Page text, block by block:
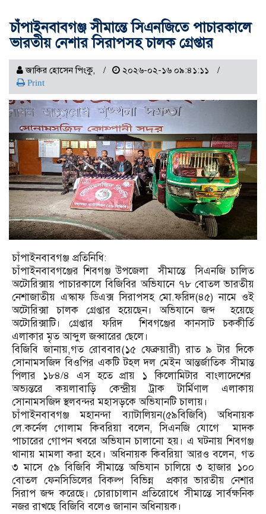
চাঁপাইনবাবগঞ্জ সীমান্তে সিএনজিতে পাচারকালে
ভারতীয় নেশার সিরাপসহ চালক গ্রেপ্তার
জাকির হোসেন পিংকু, ২০২৬-০২-১৬ ০৯:৪১:১১
Print
চাঁপাইনবাবগঞ্জ প্রতিনিধি:
চাঁপাইনবাবগঞ্জের শিবগঞ্জ উপজেলা সীমান্তে সিএনজি চালিত
অটোরিক্সায় পাচারকালে বিজিবির অভিযানে ৭৮ বোতল ভারতীয়
নেশাজাতীয় এস্কাফ ডিএক্স সিরাপসহ মো.ফরিদ(৪৫) নামে ওই
অটোরিক্সা চালক গ্রেপ্তার হয়েছেন। অভিযানে জব্দ হয়েছে
অটোরিক্সাটি। গ্রেপ্তার ফরিদ শিবগঞ্জের কানসাট চককীর্তি
এলাকার মৃত আব্দুল জব্বারের ছেলে।
বিজিবি জানায়,গত রোববার(১৫ ফেব্রুয়ারী) রাত ৯ টার দিকে
সোনামসজিদ বিওপির একটি টহল দল মেইন আন্তর্জাতিক সীমান্ত
পিলার ১৮৪/৪ এস হতে প্রায় ১ কিলোমিটার বাংলাদেশের
অভ্যন্তরে কয়লাবাড়ি কেন্দ্রীয় ট্রাক টার্মিণাল এলাকায়
সোনামসজিদ স্থলবন্দর মহাসড়কে অভিযানটি চালায়।
চাঁপাইনবাবগঞ্জ মহানন্দা ব্যাটালিয়ন(৫৯বিজিবি) অধিনায়ক
লে.কর্নেল গোলাম কিবরিয়া বলেন, সিএনজি যোগে মাদক
পাচারের গোপন খবরে অভিযান চালানো হয়। এ ঘটনায় শিবগঞ্জ
থানায় মামলা করা হবে। অধিনায়ক কিবরিয়া আরও বলেন, গত
৩ মাসে ৫৯ বিজিবি সীমান্তে অভিযান চালিয়ে ৩ হাজার ১০০
বোতল ফেনসিডিলের বিকল্প বিভিন্ন প্রকার ভারতীয় নেশার
সিরাপ জব্দ করেছে। চোরাচালান প্রতিরোধে সীমান্তে সার্বক্ষনিক
নজর রাখছে বিজিবি বলেও জানান অধিনায়ক।